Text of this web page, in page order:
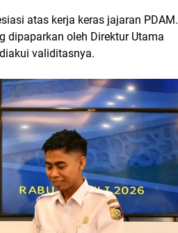
atas kerja keras jajaran PDAM.
dipaparkan oleh Direktur Utama
validitasnya.